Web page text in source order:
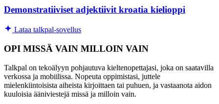
Demonstratiiviset adjektiivit kroatia kielioppi
Lataa talkpal-sovellus
OPI MISSÄ VAIN MILLOIN VAIN
Talkpal on tekoälyyn pohjautuva kieltenopettajasi, joka on saatavilla
verkossa ja mobiilissa. Nopeuta oppimistasi, juttele
mielenkiintoisista aiheista kirjoittaen tai puhuen, ja vastaanota aidon
kuuloisia ääniviestejä missä ja milloin vain.